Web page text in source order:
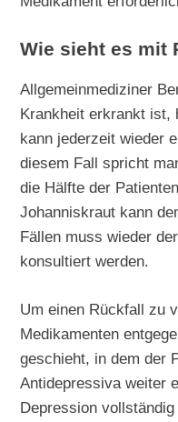
Wie sieht es mit
Allgemeinmediziner
Krankheit erkrankt ist,
kann jederzeit wieder
diesem Fall spricht
die Hälfte der
Johanniskraut kann
Fällen muss wieder
konsultiert werden.
Um einen Rückfall zu
Medikamenten
geschieht, in dem der
Antidepressiva weiter
Depression